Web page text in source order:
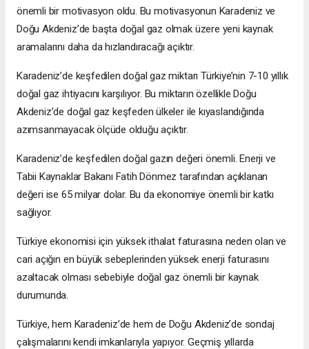
önemli bir motivasyon oldu. Bu motivasyonun Karadeniz ve
Doğu Akdeniz’de başta doğal gaz olmak üzere yeni kaynak
aramalarını daha da hızlandıracağı açıktır.
Karadeniz’de keşfedilen doğal gaz miktarı Türkiye’nin 7-10 yıllık
doğal gaz ihtiyacını karşılıyor. Bu miktarın özellikle Doğu
Akdeniz’de doğal gaz keşfeden ülkeler ile kıyaslandığında
azımsanmayacak ölçüde olduğu açıktır.
Karadeniz’de keşfedilen doğal gazın değeri önemli. Enerji ve
Tabii Kaynaklar Bakanı Fatih Dönmez tarafından açıklanan
değeri ise 65 milyar dolar. Bu da ekonomiye önemli bir katkı
sağlıyor.
Türkiye ekonomisi için yüksek ithalat faturasına neden olan ve
cari açığın en büyük sebeplerinden yüksek enerji faturasını
azaltacak olması sebebiyle doğal gaz önemli bir kaynak
durumunda.
Türkiye, hem Karadeniz’de hem de Doğu Akdeniz’de sondaj
çalışmalarını kendi imkanlarıyla yapıyor. Geçmiş yıllarda